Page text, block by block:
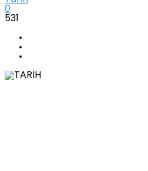
0
531